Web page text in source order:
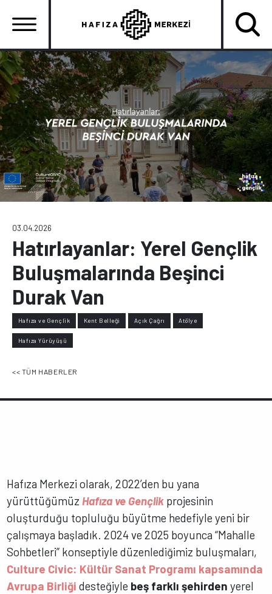
atla
Ana
gezinti
menüsü
03.04.2026
Hatırlayanlar: Yerel Gençlik
Buluşmalarında Beşinci
Durak Van
Hafıza ve Gençlik Kent Belleği Açık Çağrı Atölye
Hafıza Yürüyüşü
<< TÜM HABERLER
Hafıza Merkezi olarak, 2022’den bu yana
yürüttüğümüz Hafıza ve Gençlik projesinin
oluşturduğu topluluğu büyütme hedefiyle yeni bir
çalışmaya başladık. 2024 ve 2025 boyunca “Mahalle
Sohbetleri” konseptiyle düzenlediğimiz buluşmaları,
Culture Civic: Kültür Sanat Programı kapsamında
Avrupa Birliği desteğiyle beş farklı şehirden yerel